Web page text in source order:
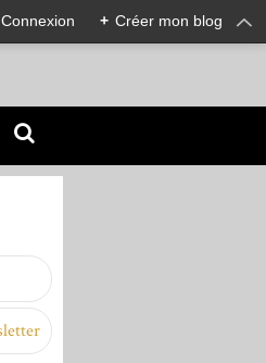
Connexion + Créer mon blog